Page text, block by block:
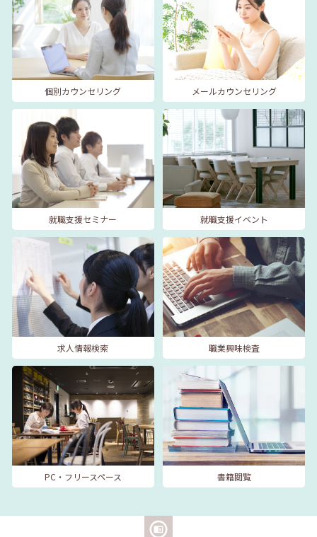
個別カウンセリング メールカウンセリング
就職支援セミナー 就職支援イベント
求人情報検索 職業興味検査
PC・フリースペース 書籍閲覧